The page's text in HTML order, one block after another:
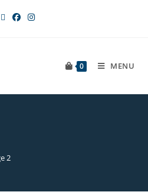
0 MENU
2